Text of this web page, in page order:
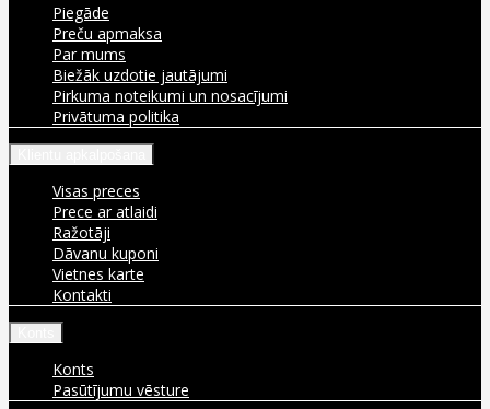
Piegāde
Preču apmaksa
Par mums
Biežāk uzdotie jautājumi
Pirkuma noteikumi un nosacījumi
Privātuma politika
Visas preces
Prece ar atlaidi
Ražotāji
Dāvanu kuponi
Vietnes karte
Kontakti
Konts
Pasūtījumu vēsture